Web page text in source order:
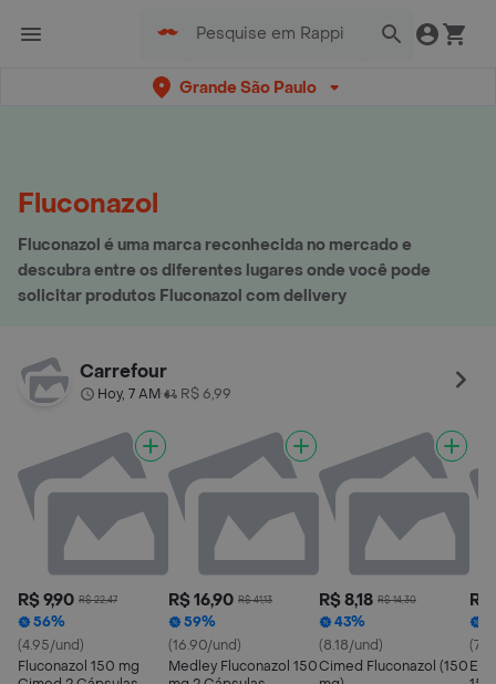
Grande São Paulo
Fluconazol
Fluconazol é uma marca reconhecida no mercado e
descubra entre os diferentes lugares onde você pode
solicitar produtos Fluconazol com delivery
Carrefour
Hoy, 7 AM• R$ 6,99
R$ 9,90 R$ 22,47
56%
(4.95/und)
Fluconazol 150 mg
R$ 16,90 R$ 41,13
59%
(16.90/und)
Medley Fluconazol 150
R$ 8,18 R$ 14,30
43%
(8.18/und)
Cimed Fluconazol (150
R$